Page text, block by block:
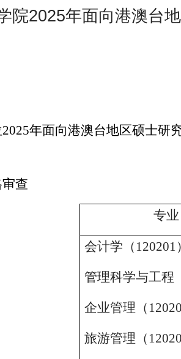
院2025年面向港澳台
2025年面向港澳台地区硕士研
查
专业
会计学（ 120201
管理科学与工程
企业管理（
旅游管理（